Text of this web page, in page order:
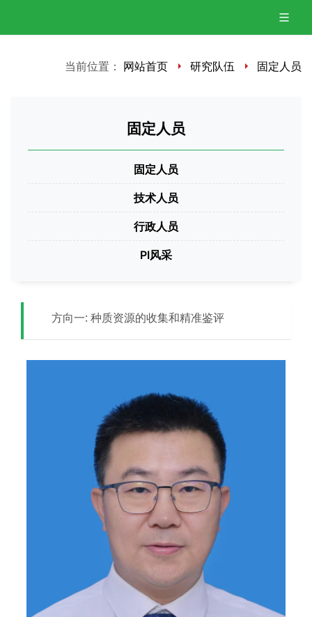
当前位置： 网站首页 研究队伍 固定人员
固定人员
固定人员
技术人员
行政人员
PI风采
方向一: 种质资源的收集和精准鉴评